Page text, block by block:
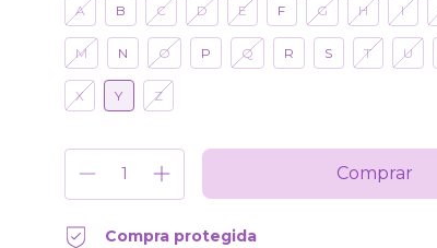
A B C D E F G H I
M N O P Q R S T U
X Y Z
Compra protegida